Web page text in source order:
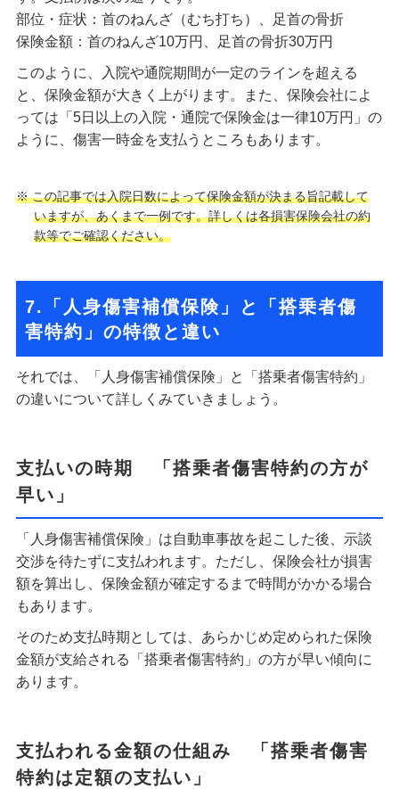
部位・症状：首のねんざ（むち打ち）、足首の骨折
保険金額：首のねんざ10万円、足首の骨折30万円
このように、入院や通院期間が一定のラインを超える
と、保険金額が大きく上がります。また、保険会社によ
っては「5日以上の入院・通院で保険金は一律10万円」の
ように、傷害一時金を支払うところもあります。
※ この記事では入院日数によって保険金額が決まる旨記載して
いますが、あくまで一例です。詳しくは各損害保険会社の約
款等でご確認ください。
7.「人身傷害補償保険」と「搭乗者傷
害特約」の特徴と違い
それでは、「人身傷害補償保険」と「搭乗者傷害特約」
の違いについて詳しくみていきましょう。
支払いの時期 「搭乗者傷害特約の方が
早い」
「人身傷害補償保険」は自動車事故を起こした後、示談
交渉を待たずに支払われます。ただし、保険会社が損害
額を算出し、保険金額が確定するまで時間がかかる場合
もあります。
そのため支払時期としては、あらかじめ定められた保険
金額が支給される「搭乗者傷害特約」の方が早い傾向に
あります。
支払われる金額の仕組み 「搭乗者傷害
特約は定額の支払い」